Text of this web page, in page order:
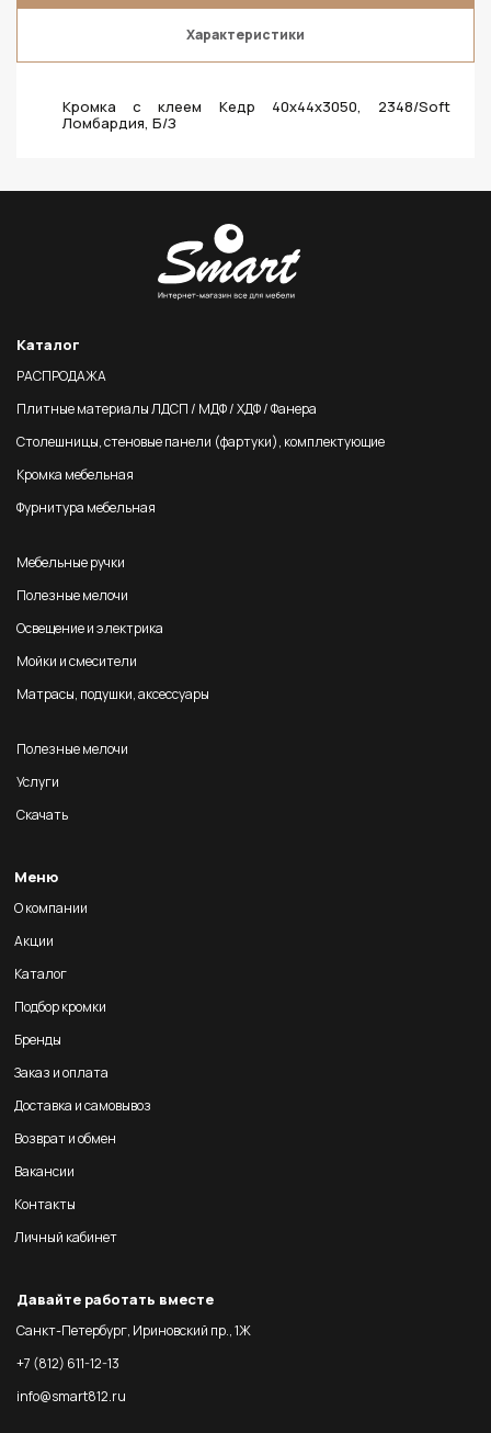
Характеристики
Кромка с клеем Кедр 40х44х3050, 2348/Soft
Ломбардия, Б/З
Каталог
РАСПРОДАЖА
Плитные материалы ЛДСП / МДФ / ХДФ / Фанера
Столешницы, стеновые панели (фартуки), комплектующие
Кромка мебельная
Фурнитура мебельная
Мебельные ручки
Полезные мелочи
Освещение и электрика
Мойки и смесители
Матрасы, подушки, аксессуары
Полезные мелочи
Услуги
Скачать
Меню
О компании
Акции
Каталог
Подбор кромки
Бренды
Заказ и оплата
Доставка и самовывоз
Возврат и обмен
Вакансии
Контакты
Личный кабинет
Давайте работать вместе
Санкт-Петербург, Ириновский пр., 1Ж
+7 (812) 611-12-13
info@smart812.ru